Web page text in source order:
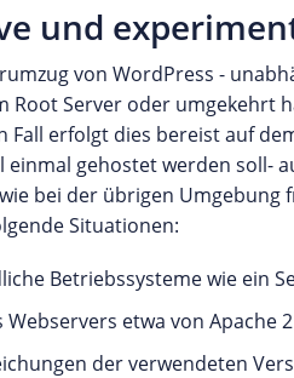
und
von WordPress -
Root Server oder umgekehrt
Fall erfolgt dies bereist auf
einmal gehostet werden soll-
bei der übrigen
Situationen:
Betriebssysteme wie ein
Webservers etwa von Apache
der verwendeten